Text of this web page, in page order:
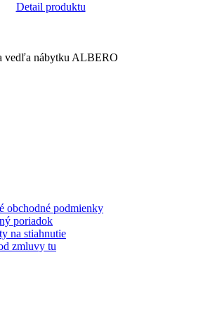
Detail produktu
vedľa nábytku ALBERO
obchodné podmienky
poriadok
na stiahnutie
zmluvy tu